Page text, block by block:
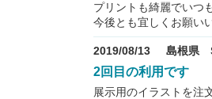
プリントも綺麗でいつ
今後とも宜しくお願い
2019/08/13 島根県
2回目の利用です
展示用のイラストを注